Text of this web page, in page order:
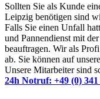
Sollten Sie als Kunde
Leipzig benötigen sind
Falls Sie einen Unfall
und Pannendienst mit
beauftragen. Wir als
ab. Sie können auf
Unsere Mitarbeiter sind
24h Notruf: +49 (0) 341